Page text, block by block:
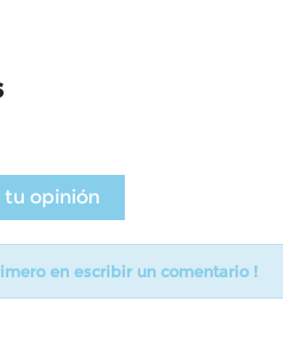
tu opinión
en escribir un comentario !